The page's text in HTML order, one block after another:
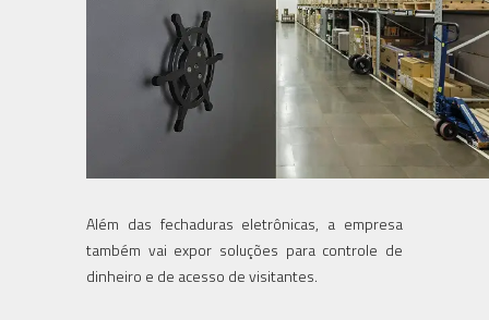
Além das fechaduras eletrônicas, a empresa
também vai expor soluções para controle de
dinheiro e de acesso de visitantes.